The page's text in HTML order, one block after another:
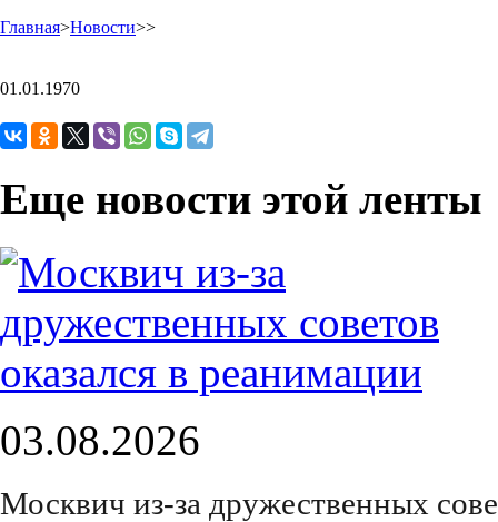
Главная>Новости>>
01.01.1970
Еще новости этой ленты
03.08.2026
Москвич из-за дружественных